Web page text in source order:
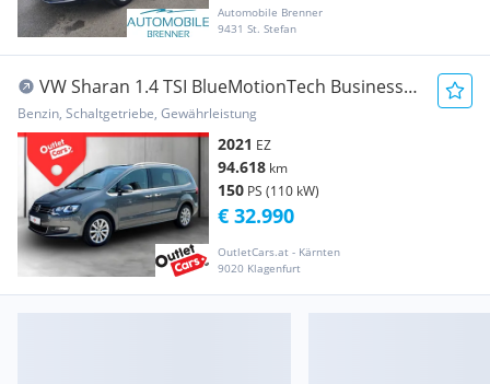
Automobile Brenner
9431 St. Stefan
VW Sharan 1.4 TSI BlueMotionTech Business+
Alcant.
Benzin, Schaltgetriebe, Gewährleistung
2021 EZ
94.618 km
150 PS (110 kW)
OutletCars.at - Kärnten
9020 Klagenfurt
€ 32.990